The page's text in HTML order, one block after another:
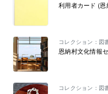
利用者カード (
コレクション：図
恩納村文化情報
コレクション：図